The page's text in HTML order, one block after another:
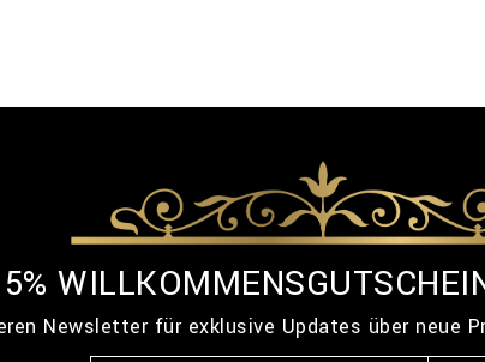
Newsletter für exklusive Updates über neue